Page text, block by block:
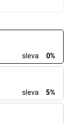
sleva
0%
sleva
5%